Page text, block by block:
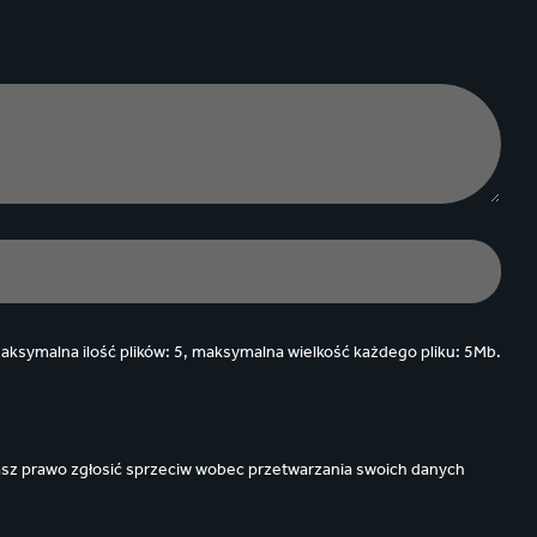
ilość plików: 5, maksymalna wielkość każdego pliku: 5Mb.
prawo zgłosić sprzeciw wobec przetwarzania swoich danych